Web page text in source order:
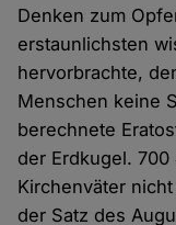
Denken zum
erstaunlichsten
hervorbrachte,
Menschen keine
berechnete
der Erdkugel.
Kirchenväter
der Satz des